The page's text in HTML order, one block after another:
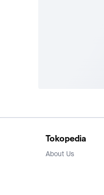
Tokopedia
About Us